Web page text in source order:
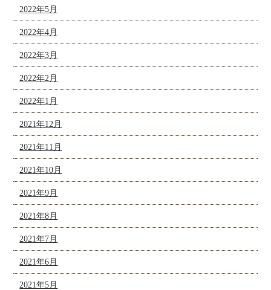
2022年5月
2022年4月
2022年3月
2022年2月
2022年1月
2021年12月
2021年11月
2021年10月
2021年9月
2021年8月
2021年7月
2021年6月
2021年5月